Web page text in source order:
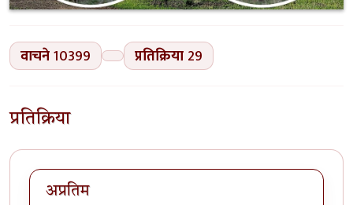
वाचने10399 प्रतिक्रिया 29
प्रतिक्रिया
अप्रतिम